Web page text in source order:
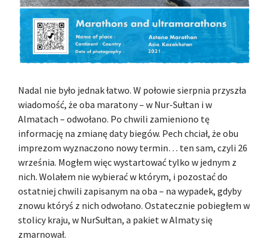
Nadal nie było jednak łatwo. W połowie sierpnia przyszła
wiadomość, że oba maratony – w Nur-Sułtan i w
Almatach – odwołano. Po chwili zamieniono tę
informację na zmianę daty biegów. Pech chciał, że obu
imprezom wyznaczono nowy termin… ten sam, czyli 26
września. Mogłem więc wystartować tylko w jednym z
nich. Wolałem nie wybierać w którym, i pozostać do
ostatniej chwili zapisanym na oba – na wypadek, gdyby
znowu któryś z nich odwołano. Ostatecznie pobiegłem w
stolicy kraju, w NurSułtan, a pakiet w Almaty się
zmarnował.